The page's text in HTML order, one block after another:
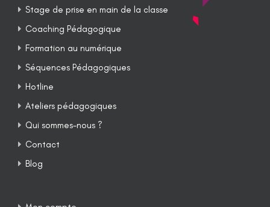
Stage de prise en main de la classe
Coaching Pédagogique
Formation au numérique
Séquences Pédagogiques
Hotline
Ateliers pédagogiques
Qui sommes-nous ?
Contact
Blog